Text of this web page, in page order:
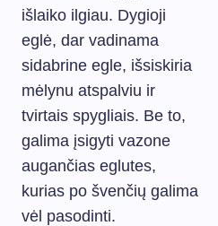
išlaiko ilgiau. Dygioji
eglė, dar vadinama
sidabrine egle, išsiskiria
mėlynu atspalviu ir
tvirtais spygliais. Be to,
galima įsigyti vazone
augančias eglutes,
kurias po švenčių galima
vėl pasodinti.